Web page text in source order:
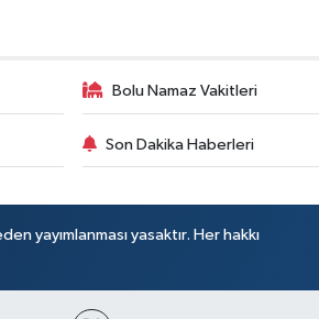
Bolu Namaz Vakitleri
Son Dakika Haberleri
yayımlanması yasaktır. Her hakkı